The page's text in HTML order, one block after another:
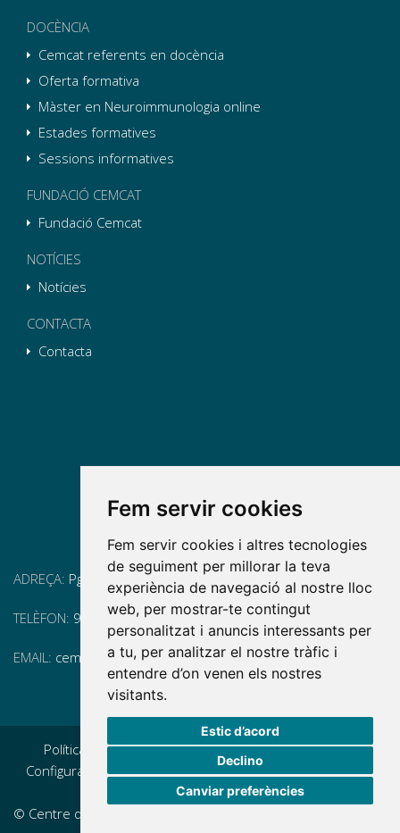
Fem servir cookies
Fem servir cookies i altres tecnologies
de seguiment per millorar la teva
experiència de navegació al nostre lloc
web, per mostrar-te contingut
personalitzat i anuncis interessants per
a tu, per analitzar el nostre tràfic i
entendre d’on venen els nostres
visitants.
Estic d’acord
Declino
Canviar preferències
DOCÈNCIA
Cemcat referents en docència
Oferta formativa
Màster en Neuroimmunologia online
Estades formatives
Sessions informatives
FUNDACIÓ CEMCAT
Fundació Cemcat
NOTÍCIES
Notícies
CONTACTA
Contacta
ADREÇA: Pg. Vall d'Hebron, 119-129, 08035 Barcelona
TELÈFON: 93 175 15 55
EMAIL: cem-cat@cem-cat.org
Política de privacidad|Aviso legal|Política de cookies
Configurar cookies|Condicions generals de contractació
Política de redes redes sociales
© Centre d'Esclerosi Múltiple de Catalunya